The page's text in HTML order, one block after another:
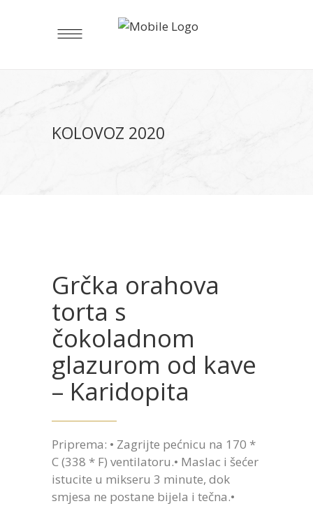
KOLOVOZ 2020
Grčka orahova
torta s
čokoladnom
glazurom od kave
– Karidopita
Priprema: • Zagrijte pećnicu na 170 *
C (338 * F) ventilatoru.• Maslac i šećer
istucite u mikseru 3 minute, dok
smjesa ne postane bijela i tečna.•